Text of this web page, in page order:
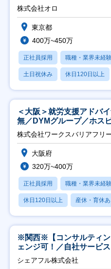
修充実】
株式会社オロ
東京都
400万~450万
正社員採用 職種・業界未経
土日祝休み 休日120日以上
＜大阪＞就労支援アドバ
無／DYMグループ／ホス
日祝】
株式会社ワークスバリアフリ
大阪府
320万~400万
正社員採用 職種・業界未経
休日120日以上 産休・育休あ
※関西※【コンサルティン
ェンジ可！／自社サービ
シェアフル株式会社